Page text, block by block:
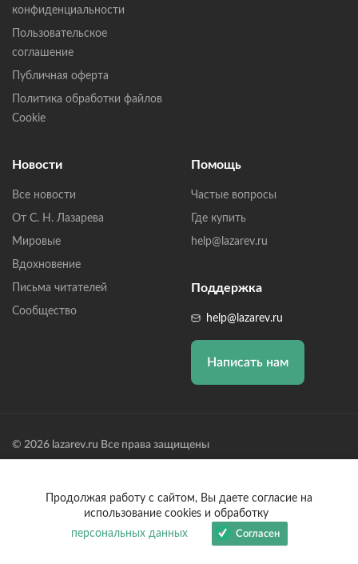
конфиденциальности
Пользовательское
соглашение
Публичная оферта
Политика обработки файлов
Cookie
Новости
Все новости
От С. Н. Лазарева
Мировые
Вдохновение
Письма читателей
Сообщество
Помощь
Частые вопросы
Где купить
help@lazarev.ru
Поддержка
help@lazarev.ru
Написать нам
© 2026 lazarev.ru Все права защищены
Банк: ОАО "АЛЬФА-БАНК" БИК: 044525593, К/С:
30101810200000000593
Продолжая работу с сайтом, Вы даете согласие на
использование cookies и обработку
персональных данных
Согласен